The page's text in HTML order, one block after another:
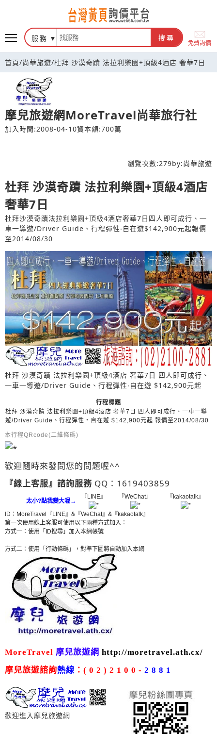
台灣黃頁詢價平台
服務 搜尋
免費詢價
首頁/尚華旅遊/杜拜 沙漠奇蹟 法拉利樂園+頂級4酒店 奢華7日
摩兒旅遊網MoreTravel尚華旅行社
加入時間:2008-04-10資本額:700萬
瀏覽次數:279by:尚華旅遊
杜拜 沙漠奇蹟 法拉利樂園+頂級4酒店
奢華7日
杜拜沙漠奇蹟法拉利樂園+頂級4酒店奢華7日四人即可成行、一
車一導遊/Driver Guide、行程彈性‧自在遊$142,900元起報價
至2014/08/30
杜拜 沙漠奇蹟 法拉利樂園+頂級4酒店 奢華7日 四人即可成行、
一車一導遊/Driver Guide、行程彈性‧自在遊 $142,900元起
行程標題
杜拜 沙漠奇蹟 法拉利樂園+頂級4酒店 奢華7日 四人即可成行、一車一導
遊/Driver Guide、行程彈性‧自在遊 $142,900元起 報價至2014/08/30
本行程QRcode(二維條碼)
歡迎隨時來發問您的問題喔^^
『線上客服』諮詢服務 QQ：1619403859
太小?點我變大喔→
『LINE』 『WeChat』 『kakaotalk』
ID：MoreTravel『LINE』&『WeChat』&『kakaotalk』
第一次使用線上客服可使用以下兩種方式加入：
方式一：使用「ID搜尋」加入本網帳號
方式二：使用「行動條碼」，對準下圖將自動加入本網
MoreTravel 摩兒旅遊網 http://moretravel.ath.cx/
摩兒旅遊諮詢熱線 ：( 0 2 ) 2 1 0 0 - 2 8 8 1
歡迎進入摩兒旅遊網